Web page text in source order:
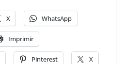
X WhatsApp
Imprimir
Pinterest X